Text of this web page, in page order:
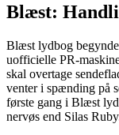
Blæst:
Blæst lydbog
uofficielle PR-
skal overtage
venter i spænding på
første gang i Blæst
nervøs end Silas